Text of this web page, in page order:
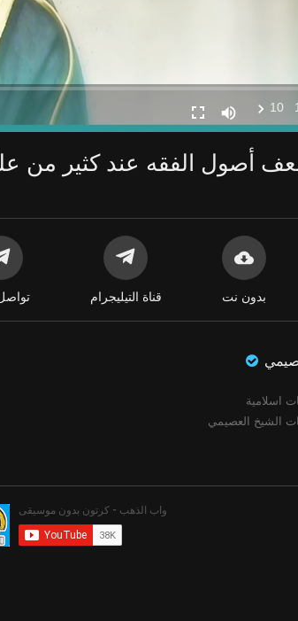
10
أصول الفقه عند كثير من
بدون نت قناة التيليجرام
اسلامية
الشيخ العصيمي